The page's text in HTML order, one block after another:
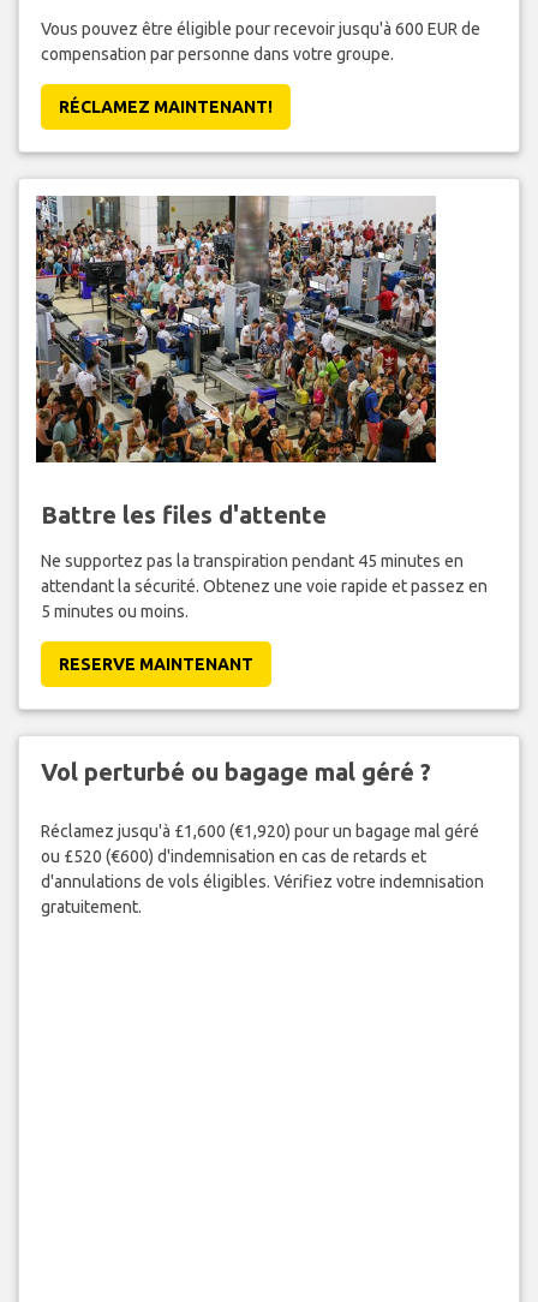
Vous pouvez être éligible pour recevoir jusqu'à 600 EUR de
compensation par personne dans votre groupe.
RÉCLAMEZ MAINTENANT!
Battre les files d'attente
Ne supportez pas la transpiration pendant 45 minutes en
attendant la sécurité. Obtenez une voie rapide et passez en
5 minutes ou moins.
RESERVE MAINTENANT
Vol perturbé ou bagage mal géré ?
Réclamez jusqu'à £1,600 (€1,920) pour un bagage mal géré
ou £520 (€600) d'indemnisation en cas de retards et
d'annulations de vols éligibles. Vérifiez votre indemnisation
gratuitement.